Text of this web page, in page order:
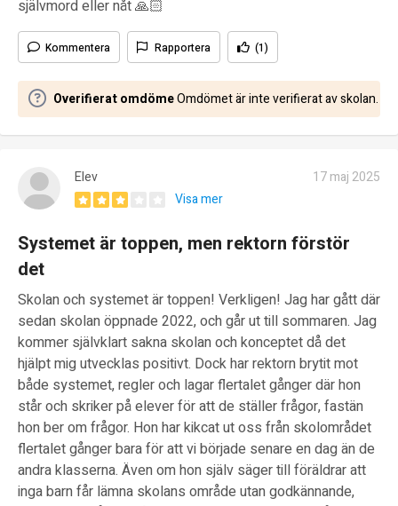
självmord eller nåt 🙏🏻
Kommentera Rapportera (1)
Overifierat omdömeOmdömet är inte verifierat av skolan.
Elev
17 maj 2025
Visa mer
Systemet är toppen, men rektorn förstör
det
Skolan och systemet är toppen! Verkligen! Jag har gått där
sedan skolan öppnade 2022, och går ut till sommaren. Jag
kommer självklart sakna skolan och konceptet då det
hjälpt mig utvecklas positivt. Dock har rektorn brytit mot
både systemet, regler och lagar flertalet gånger där hon
står och skriker på elever för att de ställer frågor, fastän
hon ber om frågor. Hon har kikcat ut oss från skolområdet
flertalet gånger bara för att vi började senare en dag än de
andra klasserna. Även om hon själv säger till föräldrar att
inga barn får lämna skolans område utan godkännande,